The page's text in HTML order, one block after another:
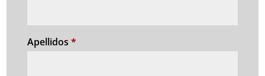
Apellidos*